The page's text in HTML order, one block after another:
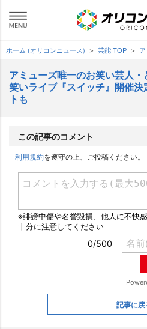
ホーム (オリコンニュース) 芸能 TOP
アミューズ唯一のお笑い芸人
笑いライブ『スイッチ』開催
トも
この記事のコメント
利用規約を遵守の上、ご投稿ください。
記事に戻